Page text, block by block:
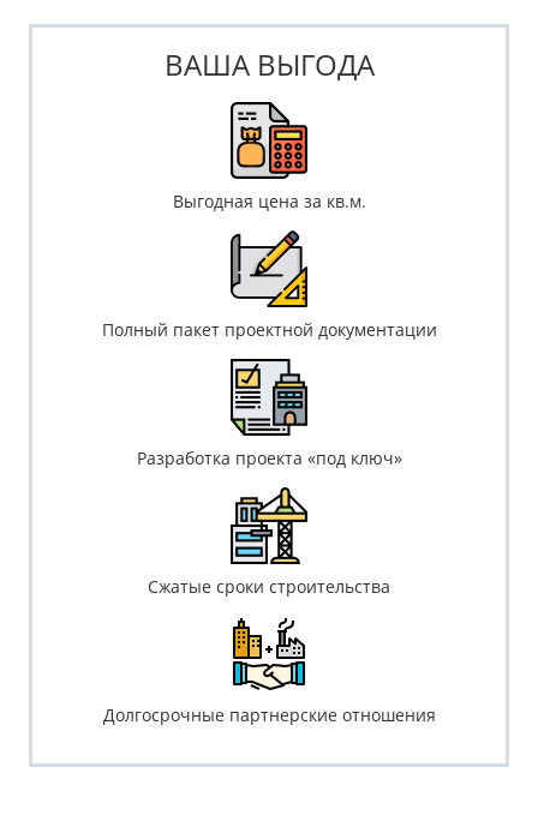
ВАША ВЫГОДА
Выгодная цена за кв.м.
Полный пакет проектной документации
Разработка проекта «под ключ»
Сжатые сроки строительства
Долгосрочные партнерские отношения